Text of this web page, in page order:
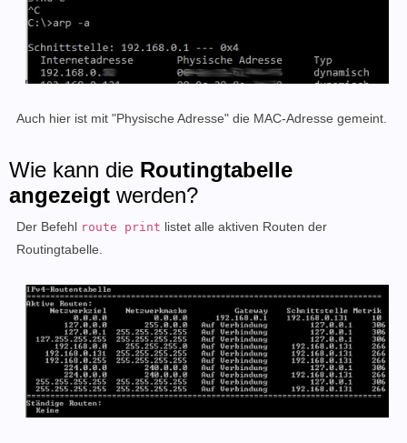
Auch hier ist mit "Physische Adresse" die MAC-Adresse gemeint.
Wie kann die Routingtabelle
angezeigt werden?
Der Befehl route print listet alle aktiven Routen der
Routingtabelle.